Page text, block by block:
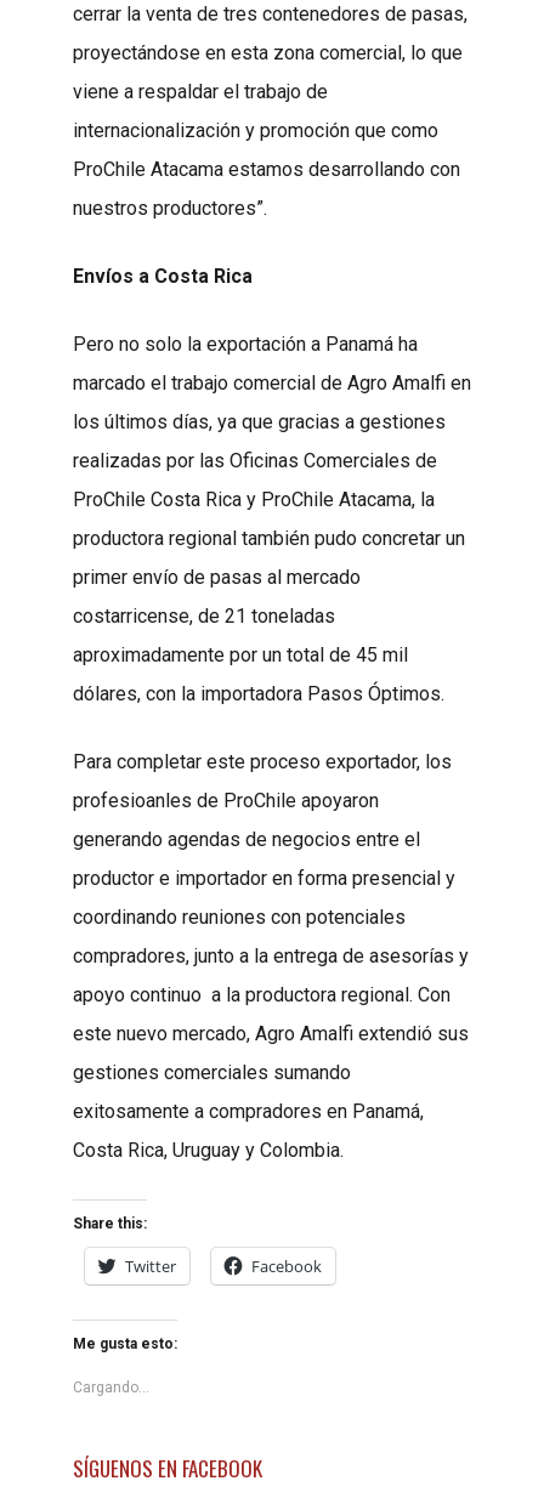
cerrar la venta de tres contenedores de pasas,
proyectándose en esta zona comercial, lo que
viene a respaldar el trabajo de
internacionalización y promoción que como
ProChile Atacama estamos desarrollando con
nuestros productores”.
Envíos a Costa Rica
Pero no solo la exportación a Panamá ha
marcado el trabajo comercial de Agro Amalfi en
los últimos días, ya que gracias a gestiones
realizadas por las Oficinas Comerciales de
ProChile Costa Rica y ProChile Atacama, la
productora regional también pudo concretar un
primer envío de pasas al mercado
costarricense, de 21 toneladas
aproximadamente por un total de 45 mil
dólares, con la importadora Pasos Óptimos.
Para completar este proceso exportador, los
profesioanles de ProChile apoyaron
generando agendas de negocios entre el
productor e importador en forma presencial y
coordinando reuniones con potenciales
compradores, junto a la entrega de asesorías y
apoyo continuo a la productora regional. Con
este nuevo mercado, Agro Amalfi extendió sus
gestiones comerciales sumando
exitosamente a compradores en Panamá,
Costa Rica, Uruguay y Colombia.
Share this:
Twitter Facebook
Me gusta esto:
Cargando...
SÍGUENOS EN FACEBOOK